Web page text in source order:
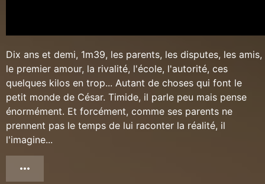
Dix ans et demi, 1m39, les parents, les disputes, les amis,
le premier amour, la rivalité, l'école, l'autorité, ces
quelques kilos en trop... Autant de choses qui font le
petit monde de César. Timide, il parle peu mais pense
énormément. Et forcément, comme ses parents ne
prennent pas le temps de lui raconter la réalité, il
l'imagine...